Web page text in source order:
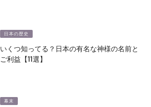
日本の歴史
いくつ知ってる？日本の有名な神様の名前と
ご利益【11選】
幕末